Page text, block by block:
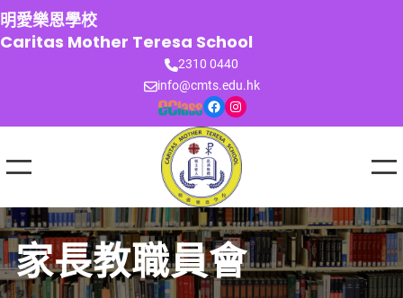
跳
至
主
明愛樂恩學校
Caritas Mother Teresa School
2310 0440
info@cmts.edu.hk
Facebook Instagram
家長教職員會